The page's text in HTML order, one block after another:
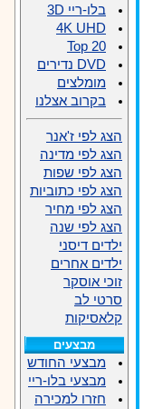
בלו-ריי 3D
4K UHD
Top 20
DVD נדירים
מומלצים
בקרוב אצלנו
הצג לפי ז'אנר
הצג לפי מדינה
הצג לפי שפות
הצג לפי כתוביות
הצג לפי מחיר
הצג לפי שנה
ילדים דיסני
ילדים אחרים
זוכי אוסקר
סרטי לב
קלאסיקות
מבצעים
מבצעי החודש
מבצעי בלו-ריי
חזרו למכירה